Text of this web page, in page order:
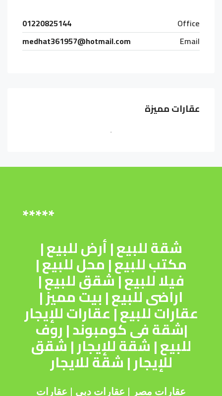
Office
01220825144
Email
medhat361957@hotmail.com
عقارات مميزة
*****
شقة للبيع|أرض للبيع|
مكتب للبيع|محل للبيع|
فيلا للبيع|شقق للبيع|
اراضى للبيع|بيت مميز|
عقارات للبيع|عقارات للإيجار
|شقة فى كومبوند|روف
للبيع|شقة للإيجار|شقق
للإيجار|شقة للايجار
عقارات مصر | عقارات دبى | عقارات